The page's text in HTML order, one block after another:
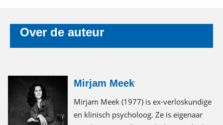
Over de auteur
Mirjam Meek
Mirjam Meek (1977) is ex-verloskundige
en klinisch psycholoog. Ze is eigenaar